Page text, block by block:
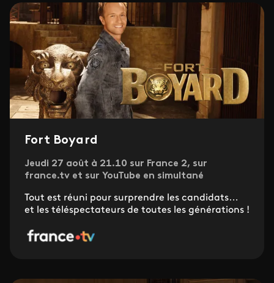
Fort Boyard
Jeudi 27 août à 21.10 sur France 2, sur
france.tv et sur YouTube en simultané
Tout est réuni pour surprendre les candidats…
et les téléspectateurs de toutes les générations !